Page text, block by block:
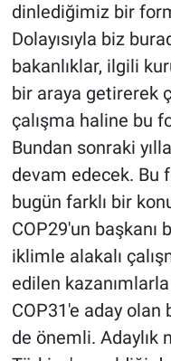
dinlediğimiz bir
Dolayısıyla biz
bakanlıklar, ilgili
bir araya getirerek
çalışma haline bu
Bundan sonraki
devam edecek. Bu
bugün farklı bir
COP29'un başkanı
iklimle alakalı
edilen
COP31'e aday
de önemli. Adaylık